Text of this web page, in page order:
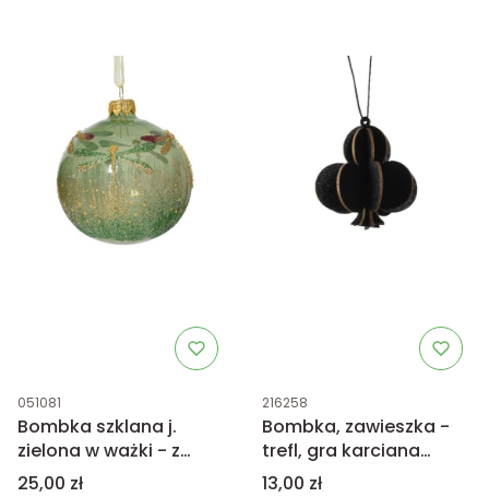
Kod produktu
051081
Bombka szklana j.
zielona w ważki - z
brokatem 8cm
Cena
25,00 zł
Kod produktu
216258
Bombka, zawieszka -
trefl, gra karciana
6,5cm
Cena
13,00 zł